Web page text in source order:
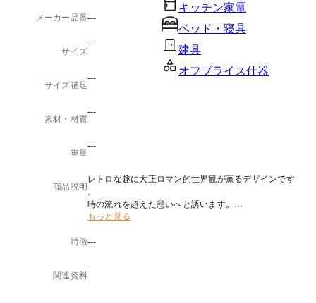
キッチン家電
ベッド・寝具
建具
オフプライス什器
メーカー品番---
サイズ
---
サイズ補足
---
素材・材質
---
重量
---
商品説明
レトロな趣に大正ロマン的世界観が薫るデザインです
。
時の流れを超えた憩いへと誘います。
純喫茶などのシーンにぴったりです。
もっと見る
特徴---
関連資料
-